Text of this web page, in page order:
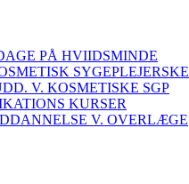
PÅ HVIIDSMINDE
SYGEPLEJERSKE
V. KOSMETISKE SGP
KURSER
V. OVERLÆGE